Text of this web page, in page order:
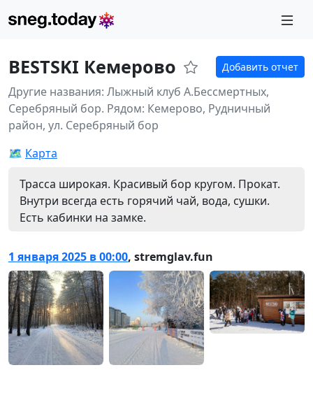
BESTSKI Кемерово Добавить отчет
Другие названия: Лыжный клуб А.Бессмертных,
Серебряный бор. Рядом: Кемерово, Рудничный
район, ул. Серебряный бор
🗺️ Карта
Трасса широкая. Красивый бор кругом. Прокат.
Внутри всегда есть горячий чай, вода, сушки.
Есть кабинки на замке.
1 января 2025 в 00:00, stremglav.fun